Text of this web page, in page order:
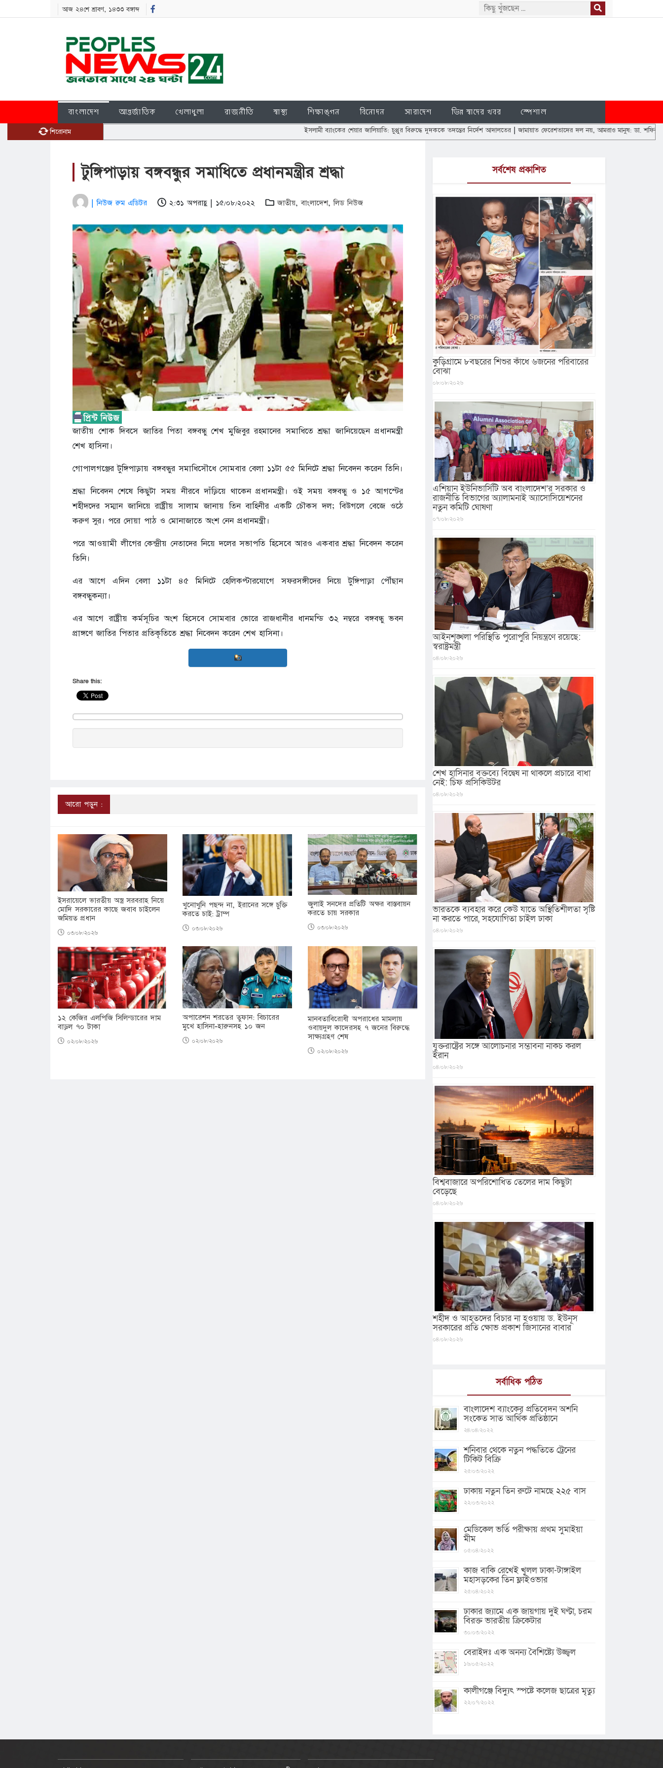
আজ ২৪শে শ্রাবণ, ১৪৩৩ বঙ্গাব্দ
বাংলাদেশ আন্তর্জাতিক খেলাধুলা রাজনীতি স্বাস্থ্য শিক্ষাঙ্গন বিনোদন সারাদেশ ভিন্ন স্বাদের খবর স্পেশাল
শিরোনাম ইসলামী ব্যাংকের শেয়ার জালিয়াতি: চুপ্পুর বিরুদ্ধে দুদককে তদন্তের নির্দেশ আদালতের|জামায়াত ফেরেশতাদের দল নয়, আমরাও মানুষ: ডা. শফিকুর রহমান |এবার
টুঙ্গিপাড়ায় বঙ্গবন্ধুর সমাধিতে প্রধানমন্ত্রীর শ্রদ্ধা
| নিউজ রুম এডিটর ২:৩১ অপরাহ্ণ | ১৫/০৮/২০২২ জাতীয়,বাংলাদেশ,লিড নিউজ
জাতীয় শোক দিবসে জাতির পিতা বঙ্গবন্ধু শেখ মুজিবুর রহমানের সমাধিতে শ্রদ্ধা জানিয়েছেন প্রধানমন্ত্রী
শেখ হাসিনা।
গোপালগঞ্জের টুঙ্গিপাড়ায় বঙ্গবন্ধুর সমাধিসৌধে সোমবার বেলা ১১টা ৫৫ মিনিটে শ্রদ্ধা নিবেদন করেন তিনি।
শ্রদ্ধা নিবেদন শেষে কিছুটা সময় নীরবে দাঁড়িয়ে থাকেন প্রধানমন্ত্রী। ওই সময় বঙ্গবন্ধু ও ১৫ আগস্টের
শহীদদের সম্মান জানিয়ে রাষ্ট্রীয় সালাম জানায় তিন বাহিনীর একটি চৌকস দল; বিউগলে বেজে ওঠে
করুণ সুর। পরে দোয়া পাঠ ও মোনাজাতে অংশ নেন প্রধানমন্ত্রী।
পরে আওয়ামী লীগের কেন্দ্রীয় নেতাদের নিয়ে দলের সভাপতি হিসেবে আরও একবার শ্রদ্ধা নিবেদন করেন
তিনি।
এর আগে এদিন বেলা ১১টা ৪৫ মিনিটে হেলিকপ্টারযোগে সফরসঙ্গীদের নিয়ে টুঙ্গিপাড়া পৌঁছান
বঙ্গবন্ধুকন্যা।
এর আগে রাষ্ট্রীয় কর্মসূচির অংশ হিসেবে সোমবার ভোরে রাজধানীর ধানমন্ডি ৩২ নম্বরে বঙ্গবন্ধু ভবন
প্রাঙ্গণে জাতির পিতার প্রতিকৃতিতে শ্রদ্ধা নিবেদন করেন শেখ হাসিনা।
Share this:
আরো পড়ুন :
ইসরায়েলে ভারতীয় অস্ত্র সরবরাহ নিয়ে
মোদি সরকারের কাছে জবাব চাইলেন
জমিয়ত প্রধান
০৩/০৮/২০২৬
খুনোখুনি পছন্দ না, ইরানের সঙ্গে চুক্তি
করতে চাই: ট্রাম্প
০৩/০৮/২০২৬
জুলাই সনদের প্রতিটি অক্ষর বাস্তবায়ন
করতে চায় সরকার
০৩/০৮/২০২৬
১২ কেজির এলপিজি সিলিন্ডারের দাম
বাড়ল ৭০ টাকা
০২/০৮/২০২৬
অপারেশন শরতের তুফান: বিচারের
মুখে হাসিনা-হারুনসহ ১০ জন
০২/০৮/২০২৬
মানবতাবিরোধী অপরাধের মামলায়
ওবায়দুল কাদেরসহ ৭ জনের বিরুদ্ধে
সাক্ষ্যগ্রহণ শেষ
০২/০৮/২০২৬
সর্বশেষ প্রকাশিত
কুড়িগ্রামে ৮বছরের শিশুর কাঁধে ৬জনের পরিবারের
বোঝা
০৮/০৮/২০২৬
এশিয়ান ইউনিভার্সিটি অব বাংলাদেশ’র সরকার ও
রাজনীতি বিভাগের অ্যালামনাই অ্যাসোসিয়েশনের
নতুন কমিটি ঘোষণা
০৭/০৮/২০২৬
আইনশৃঙ্খলা পরিস্থিতি পুরোপুরি নিয়ন্ত্রণে রয়েছে:
স্বরাষ্ট্রমন্ত্রী
০৪/০৮/২০২৬
শেখ হাসিনার বক্তব্যে বিদ্বেষ না থাকলে প্রচারে বাধা
নেই: চিফ প্রসিকিউটর
০৪/০৮/২০২৬
ভারতকে ব্যবহার করে কেউ যাতে অস্থিতিশীলতা সৃষ্টি
না করতে পারে, সহযোগিতা চাইল ঢাকা
০৪/০৮/২০২৬
যুক্তরাষ্ট্রের সঙ্গে আলোচনার সম্ভাবনা নাকচ করল
ইরান
০৪/০৮/২০২৬
বিশ্ববাজারে অপরিশোধিত তেলের দাম কিছুটা
বেড়েছে
০৪/০৮/২০২৬
শহীদ ও আহতদের বিচার না হওয়ায় ড. ইউনূস
সরকারের প্রতি ক্ষোভ প্রকাশ জিসানের বাবার
০৪/০৮/২০২৬
সর্বাধিক পঠিত
বাংলাদেশ ব্যাংকের প্রতিবেদন অশনি
সংকেত সাত আর্থিক প্রতিষ্ঠানে
২৪/০৪/২০২২
শনিবার থেকে নতুন পদ্ধতিতে ট্রেনের
টিকিট বিক্রি
২৫/০৩/২০২২
ঢাকায় নতুন তিন রুটে নামছে ২২৫ বাস
২২/০৩/২০২২
মেডিকেল ভর্তি পরীক্ষায় প্রথম সুমাইয়া
মীম
০৫/০৪/২০২২
কাজ বাকি রেখেই খুলল ঢাকা-টাঙ্গাইল
মহাসড়কের তিন ফ্লাইওভার
২৫/০৪/২০২২
ঢাকার জ্যামে এক জায়গায় দুই ঘণ্টা, চরম
বিরক্ত ভারতীয় ক্রিকেটার
৩০/০৩/২০২২
বেরাইদঃ এক অনন্য বৈশিষ্ট্যে উজ্জ্বল
১৬/০৫/২০২২
কালীগঞ্জে বিদ্যুৎ স্পষ্টে কলেজ ছাত্রের মৃত্যু
২২/০৭/২০২২